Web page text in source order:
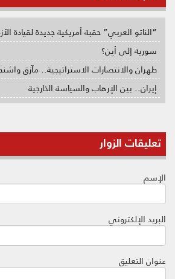
“الناتو العربي” حقبة أمريكية جديدة لقيادة
سورية إلى أين؟
طهران والانتصارات الاستراتيجية.. مآزق
إيران.. بين الإرهاب والسياسة الخارجية
تعليقات الزوار
الإسم
البريد الإلكتروني
عنوان التعليق